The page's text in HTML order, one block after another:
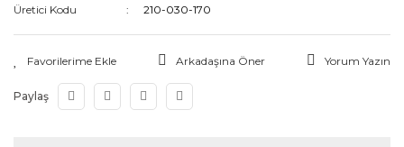
Üretici Kodu
210-030-170
Arkadaşına Öner Yorum Yazın
Paylaş